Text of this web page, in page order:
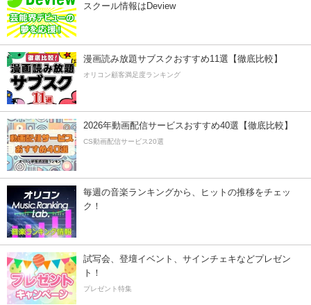
スクール情報はDeview
漫画読み放題サブスクおすすめ11選【徹底比較】
オリコン顧客満足度ランキング
2026年動画配信サービスおすすめ40選【徹底比較】
CS動画配信サービス20選
毎週の音楽ランキングから、ヒットの推移をチェッ
ク！
試写会、登壇イベント、サインチェキなどプレゼン
ト！
プレゼント特集